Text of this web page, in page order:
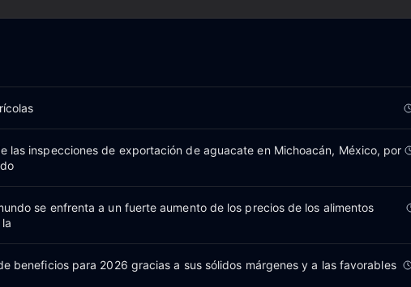
las inspecciones de exportación de aguacate en Michoacán, México, por
se enfrenta a un fuerte aumento de los precios de los alimentos
beneficios para 2026 gracias a sus sólidos márgenes y a las favorables